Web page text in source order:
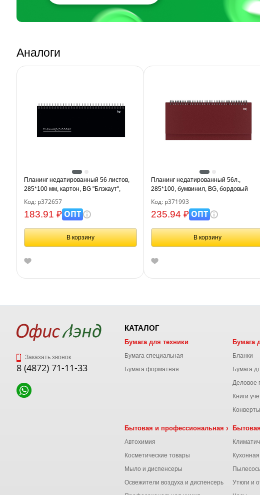
Аналоги
Планинг недатированный 56 листов,
285*100 мм, картон, BG "Блэкаут",
отд.фольгой
Код: р372657
183.91 ₽ОПТ
В корзину
Планинг недатированный 56л.,
285*100, бумвинил, BG, бордовый
Код: р371993
235.94 ₽ОПТ
В корзину
Заказать звонок
8 (4872) 71-11-33
КАТАЛОГ
Бумага для техники
Бумага специальная
Бумага форматная
Бумага
Бланки
Бумага
Деловое
Книги
Бытовая и профессиональная химия
Автохимия
Косметические товары
Мыло и диспенсеры
Освежители воздуха и диспенсеры
Утюги и